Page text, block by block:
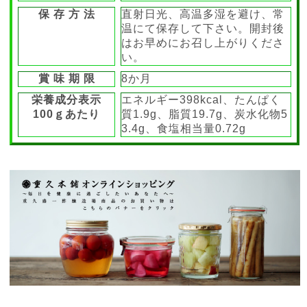
保 存 方 法
直射日光、高温多湿を避け、常
温にて保存して下さい。開封後
はお早めにお召し上がりくださ
い。
賞 味 期 限
8か月
栄養成分表示
100ｇあたり
エネルギー398kcal、たんぱく
質1.9g、脂質19.7g、炭水化物5
3.4g、食塩相当量0.72g